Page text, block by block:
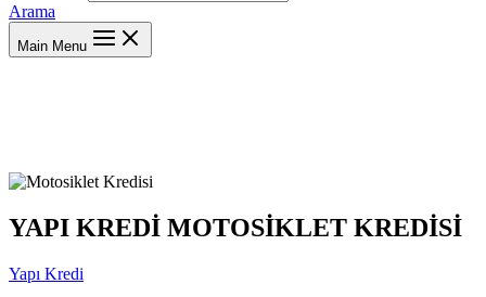
Arama
Main Menu
YAPI KREDİ MOTOSİKLET KREDİSİ
Yapı Kredi